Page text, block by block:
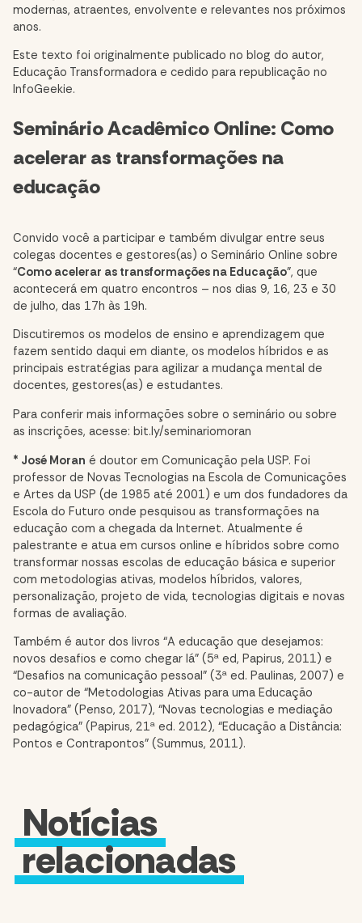
modernas, atraentes, envolvente e relevantes nos próximos
anos.
Este texto foi originalmente publicado no blog do autor,
Educação Transformadora e cedido para republicação no
InfoGeekie.
Seminário Acadêmico Online: Como
acelerar as transformações na
educação
Convido você a participar e também divulgar entre seus
colegas docentes e gestores(as) o Seminário Online sobre
“Como acelerar as transformações na Educação”, que
acontecerá em quatro encontros – nos dias 9, 16, 23 e 30
de julho, das 17h às 19h.
Discutiremos os modelos de ensino e aprendizagem que
fazem sentido daqui em diante, os modelos híbridos e as
principais estratégias para agilizar a mudança mental de
docentes, gestores(as) e estudantes.
Para conferir mais informações sobre o seminário ou sobre
as inscrições, acesse: bit.ly/seminariomoran
* José Moran é doutor em Comunicação pela USP. Foi
professor de Novas Tecnologias na Escola de Comunicações
e Artes da USP (de 1985 até 2001) e um dos fundadores da
Escola do Futuro onde pesquisou as transformações na
educação com a chegada da Internet. Atualmente é
palestrante e atua em cursos online e híbridos sobre como
transformar nossas escolas de educação básica e superior
com metodologias ativas, modelos híbridos, valores,
personalização, projeto de vida, tecnologias digitais e novas
formas de avaliação.
Também é autor dos livros “A educação que desejamos:
novos desafios e como chegar lá” (5ª ed, Papirus, 2011) e
“Desafios na comunicação pessoal” (3ª ed. Paulinas, 2007) e
co-autor de “Metodologias Ativas para uma Educação
Inovadora” (Penso, 2017), “Novas tecnologias e mediação
pedagógica” (Papirus, 21ª ed. 2012), “Educação a Distância:
Pontos e Contrapontos” (Summus, 2011).
Notícias
relacionadas